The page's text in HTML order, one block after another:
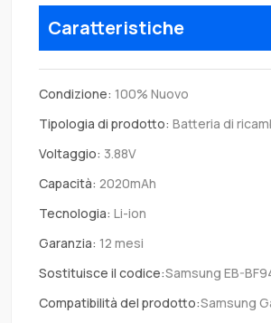
Caratteristiche
Condizione: 100% Nuovo
Tipologia di prodotto: Batteria di
Voltaggio: 3.88V
Capacità: 2020mAh
Tecnologia: Li-ion
Garanzia: 12 mesi
Sostituisce il codice:Samsung EB-
Compatibilità del prodotto:Samsung